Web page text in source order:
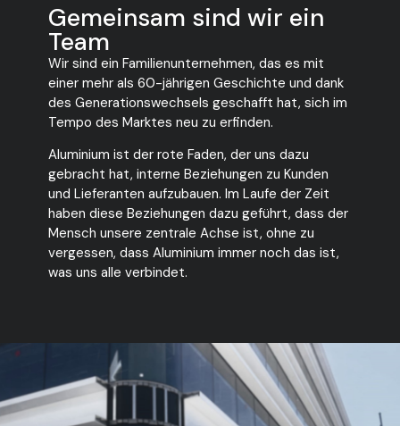
Gemeinsam sind wir ein
Team
Wir sind ein Familienunternehmen, das es mit
einer mehr als 60-jährigen Geschichte und dank
des Generationswechsels geschafft hat, sich im
Tempo des Marktes neu zu erfinden.
Aluminium ist der rote Faden, der uns dazu
gebracht hat, interne Beziehungen zu Kunden
und Lieferanten aufzubauen. Im Laufe der Zeit
haben diese Beziehungen dazu geführt, dass der
Mensch unsere zentrale Achse ist, ohne zu
vergessen, dass Aluminium immer noch das ist,
was uns alle verbindet.